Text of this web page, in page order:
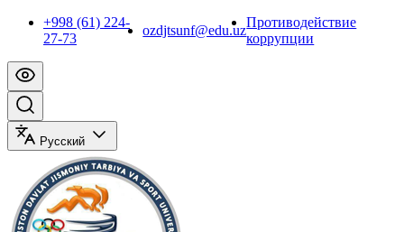
+998 (61) 224-
27-73
ozdjtsunf@edu.uz
Противодействие
коррупции
Русский